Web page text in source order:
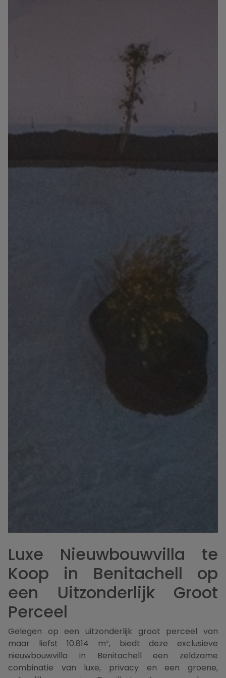
Luxe Nieuwbouwvilla te
Koop in Benitachell op
een Uitzonderlijk Groot
Perceel
Gelegen op een uitzonderlijk groot perceel van
maar liefst 10.814 m², biedt deze exclusieve
nieuwbouwvilla in Benitachell een zeldzame
combinatie van luxe, privacy en een groene,